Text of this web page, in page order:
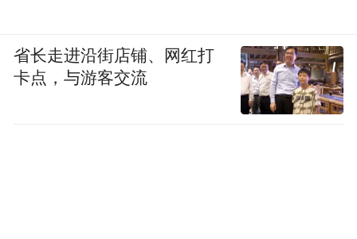
省长走进沿街店铺、网红打
卡点，与游客交流